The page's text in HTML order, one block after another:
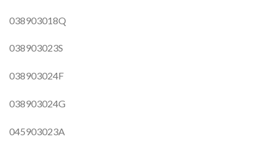
038903018Q
038903023S
038903024F
038903024G
045903023A